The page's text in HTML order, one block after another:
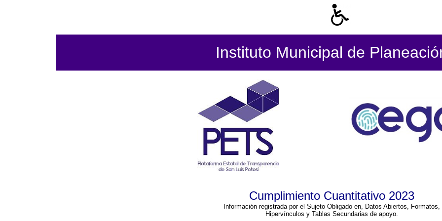
Instituto Municipal de
Cumplimiento Cuantitativo 2023
Información registrada por el Sujeto Obligado en, Datos Abiertos, Formatos,
Hipervínculos y Tablas Secundarias de apoyo.